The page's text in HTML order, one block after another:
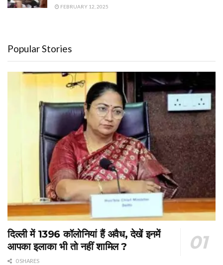
FEBRUARY 12, 2025
Popular Stories
दिल्ली में 1396 कॉलोनियां हैं अवैध, देखें इनमें
आपका इलाका भी तो नहीं शामिल ?
0 SHARES